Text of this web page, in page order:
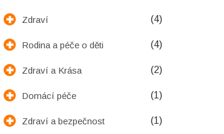
Zdraví (4)
Rodina a péče o děti (4)
Zdraví a Krása (2)
Domácí péče (1)
Zdraví a bezpečnost (1)